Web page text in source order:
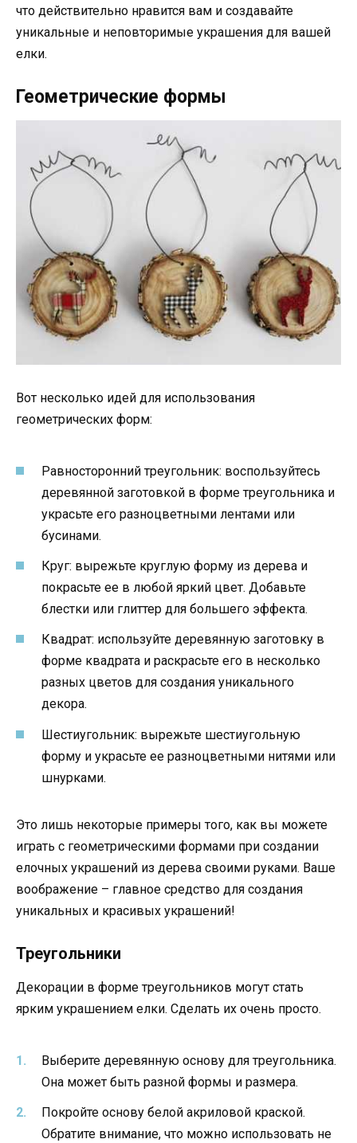
что действительно нравится вам и создавайте
уникальные и неповторимые украшения для вашей
елки.
Геометрические формы
Вот несколько идей для использования
геометрических форм:
Равносторонний треугольник: воспользуйтесь
деревянной заготовкой в форме треугольника и
украсьте его разноцветными лентами или
бусинами.
Круг: вырежьте круглую форму из дерева и
покрасьте ее в любой яркий цвет. Добавьте
блестки или глиттер для большего эффекта.
Квадрат: используйте деревянную заготовку в
форме квадрата и раскрасьте его в несколько
разных цветов для создания уникального
декора.
Шестиугольник: вырежьте шестиугольную
форму и украсьте ее разноцветными нитями или
шнурками.
Это лишь некоторые примеры того, как вы можете
играть с геометрическими формами при создании
елочных украшений из дерева своими руками. Ваше
воображение – главное средство для создания
уникальных и красивых украшений!
Треугольники
Декорации в форме треугольников могут стать
ярким украшением елки. Сделать их очень просто.
Выберите деревянную основу для треугольника.
Она может быть разной формы и размера.
Покройте основу белой акриловой краской.
Обратите внимание, что можно использовать не